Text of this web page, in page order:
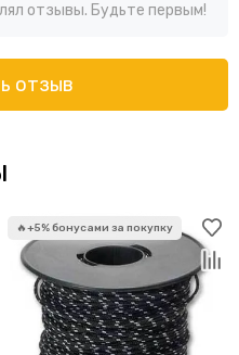
отзывы. Будьте первым!
отзыв